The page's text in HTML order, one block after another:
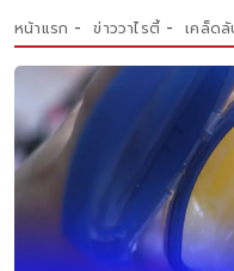
หน้าแรก ข่าววาไรตี้ เคล็ดลั